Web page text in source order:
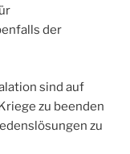
der
sind auf
zu beenden
zu